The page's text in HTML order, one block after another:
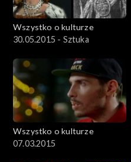
Wszystko o kulturze
30.05.2015 - Sztuka
Wszystko o kulturze
07.03.2015